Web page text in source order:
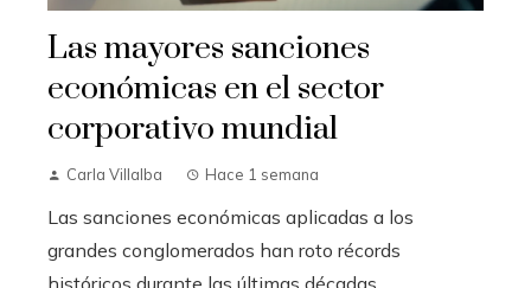
Las mayores sanciones
económicas en el sector
corporativo mundial
Carla Villalba Hace 1 semana
Las sanciones económicas aplicadas a los
grandes conglomerados han roto récords
históricos durante las últimas décadas.